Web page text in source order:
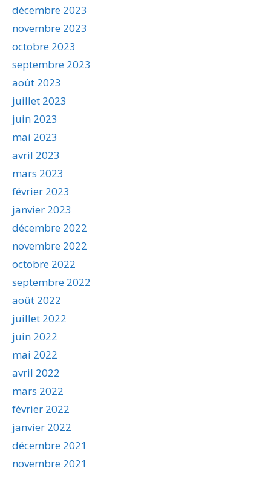
décembre 2023
novembre 2023
octobre 2023
septembre 2023
août 2023
juillet 2023
juin 2023
mai 2023
avril 2023
mars 2023
février 2023
janvier 2023
décembre 2022
novembre 2022
octobre 2022
septembre 2022
août 2022
juillet 2022
juin 2022
mai 2022
avril 2022
mars 2022
février 2022
janvier 2022
décembre 2021
novembre 2021